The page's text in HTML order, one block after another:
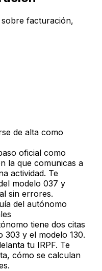
facturación,
de alta como
oficial como
la que comunicas a
actividad. Te
modelo 037 y
sin errores.
del autónomo
tiene dos citas
303 y el modelo 130.
tu IRPF. Te
cómo se calculan